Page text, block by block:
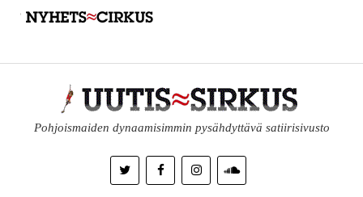
Pohjoismaiden dynaamisimmin pysähdyttävä satiirisivusto